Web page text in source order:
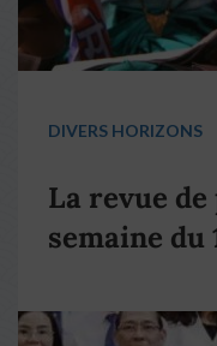
DIVERS HORIZONS
La revue de
semaine du